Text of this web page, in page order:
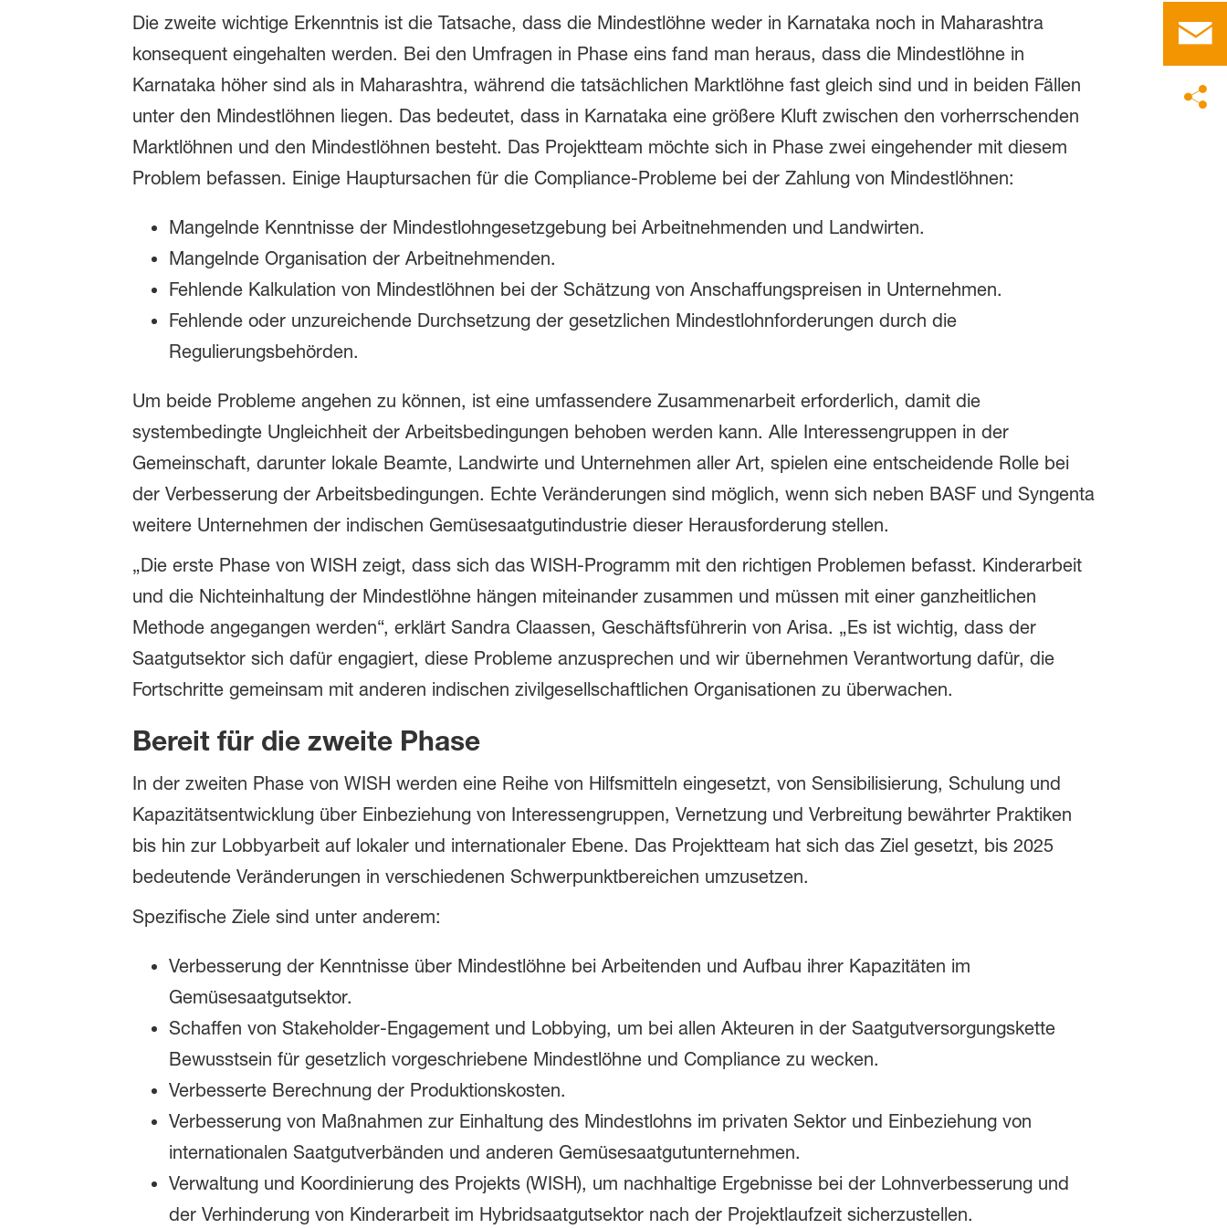
Die zweite wichtige Erkenntnis ist die Tatsache, dass die Mindestlöhne weder in Karnataka noch in Maharashtra
konsequent eingehalten werden. Bei den Umfragen in Phase eins fand man heraus, dass die Mindestlöhne in
Karnataka höher sind als in Maharashtra, während die tatsächlichen Marktlöhne fast gleich sind und in beiden Fällen
unter den Mindestlöhnen liegen. Das bedeutet, dass in Karnataka eine größere Kluft zwischen den vorherrschenden
Marktlöhnen und den Mindestlöhnen besteht. Das Projektteam möchte sich in Phase zwei eingehender mit diesem
Problem befassen. Einige Hauptursachen für die Compliance-Probleme bei der Zahlung von Mindestlöhnen:
Mangelnde Kenntnisse der Mindestlohngesetzgebung bei Arbeitnehmenden und Landwirten.
Mangelnde Organisation der Arbeitnehmenden.
Fehlende Kalkulation von Mindestlöhnen bei der Schätzung von Anschaffungspreisen in Unternehmen.
Fehlende oder unzureichende Durchsetzung der gesetzlichen Mindestlohnforderungen durch die
Regulierungsbehörden.
Um beide Probleme angehen zu können, ist eine umfassendere Zusammenarbeit erforderlich, damit die
systembedingte Ungleichheit der Arbeitsbedingungen behoben werden kann. Alle Interessengruppen in der
Gemeinschaft, darunter lokale Beamte, Landwirte und Unternehmen aller Art, spielen eine entscheidende Rolle bei
der Verbesserung der Arbeitsbedingungen. Echte Veränderungen sind möglich, wenn sich neben BASF und Syngenta
weitere Unternehmen der indischen Gemüsesaatgutindustrie dieser Herausforderung stellen.
„Die erste Phase von WISH zeigt, dass sich das WISH-Programm mit den richtigen Problemen befasst. Kinderarbeit
und die Nichteinhaltung der Mindestlöhne hängen miteinander zusammen und müssen mit einer ganzheitlichen
Methode angegangen werden“, erklärt Sandra Claassen, Geschäftsführerin von Arisa. „Es ist wichtig, dass der
Saatgutsektor sich dafür engagiert, diese Probleme anzusprechen und wir übernehmen Verantwortung dafür, die
Fortschritte gemeinsam mit anderen indischen zivilgesellschaftlichen Organisationen zu überwachen.
Bereit für die zweite Phase
In der zweiten Phase von WISH werden eine Reihe von Hilfsmitteln eingesetzt, von Sensibilisierung, Schulung und
Kapazitätsentwicklung über Einbeziehung von Interessengruppen, Vernetzung und Verbreitung bewährter Praktiken
bis hin zur Lobbyarbeit auf lokaler und internationaler Ebene. Das Projektteam hat sich das Ziel gesetzt, bis 2025
bedeutende Veränderungen in verschiedenen Schwerpunktbereichen umzusetzen.
Spezifische Ziele sind unter anderem:
Verbesserung der Kenntnisse über Mindestlöhne bei Arbeitenden und Aufbau ihrer Kapazitäten im
Gemüsesaatgutsektor.
Schaffen von Stakeholder-Engagement und Lobbying, um bei allen Akteuren in der Saatgutversorgungskette
Bewusstsein für gesetzlich vorgeschriebene Mindestlöhne und Compliance zu wecken.
Verbesserte Berechnung der Produktionskosten.
Verbesserung von Maßnahmen zur Einhaltung des Mindestlohns im privaten Sektor und Einbeziehung von
internationalen Saatgutverbänden und anderen Gemüsesaatgutunternehmen.
Verwaltung und Koordinierung des Projekts (WISH), um nachhaltige Ergebnisse bei der Lohnverbesserung und
der Verhinderung von Kinderarbeit im Hybridsaatgutsektor nach der Projektlaufzeit sicherzustellen.